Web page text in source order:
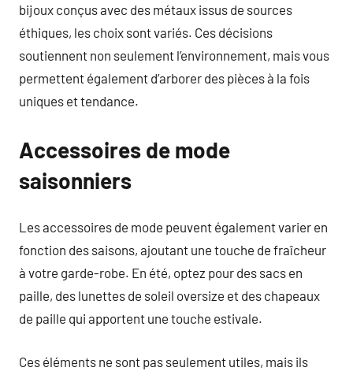
bijoux conçus avec des métaux issus de sources
éthiques, les choix sont variés. Ces décisions
soutiennent non seulement l’environnement, mais vous
permettent également d’arborer des pièces à la fois
uniques et tendance.
Accessoires de mode
saisonniers
Les accessoires de mode peuvent également varier en
fonction des saisons, ajoutant une touche de fraîcheur
à votre garde-robe. En été, optez pour des sacs en
paille, des lunettes de soleil oversize et des chapeaux
de paille qui apportent une touche estivale.
Ces éléments ne sont pas seulement utiles, mais ils